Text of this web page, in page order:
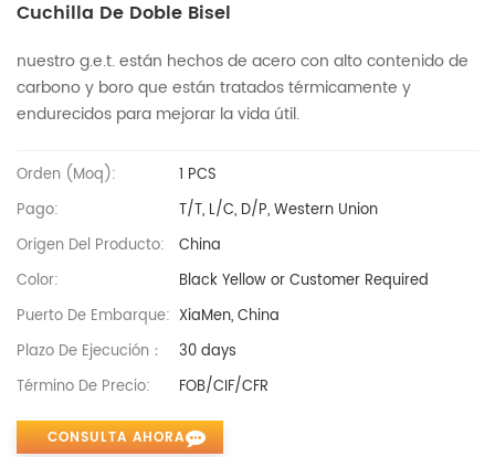
Cuchilla De Doble Bisel
nuestro g.e.t. están hechos de acero con alto contenido de
carbono y boro que están tratados térmicamente y
endurecidos para mejorar la vida útil.
Orden (moq):
1 PCS
Pago:
T/T, L/C, D/P, Western Union
Origen Del Producto:
China
Color:
Black Yellow or Customer Required
Puerto De Embarque: XiaMen, China
Plazo De Ejecución：
30 days
Término De Precio:
FOB/CIF/CFR
CONSULTA AHORA